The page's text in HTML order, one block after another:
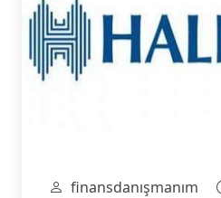
finansdanışmanım